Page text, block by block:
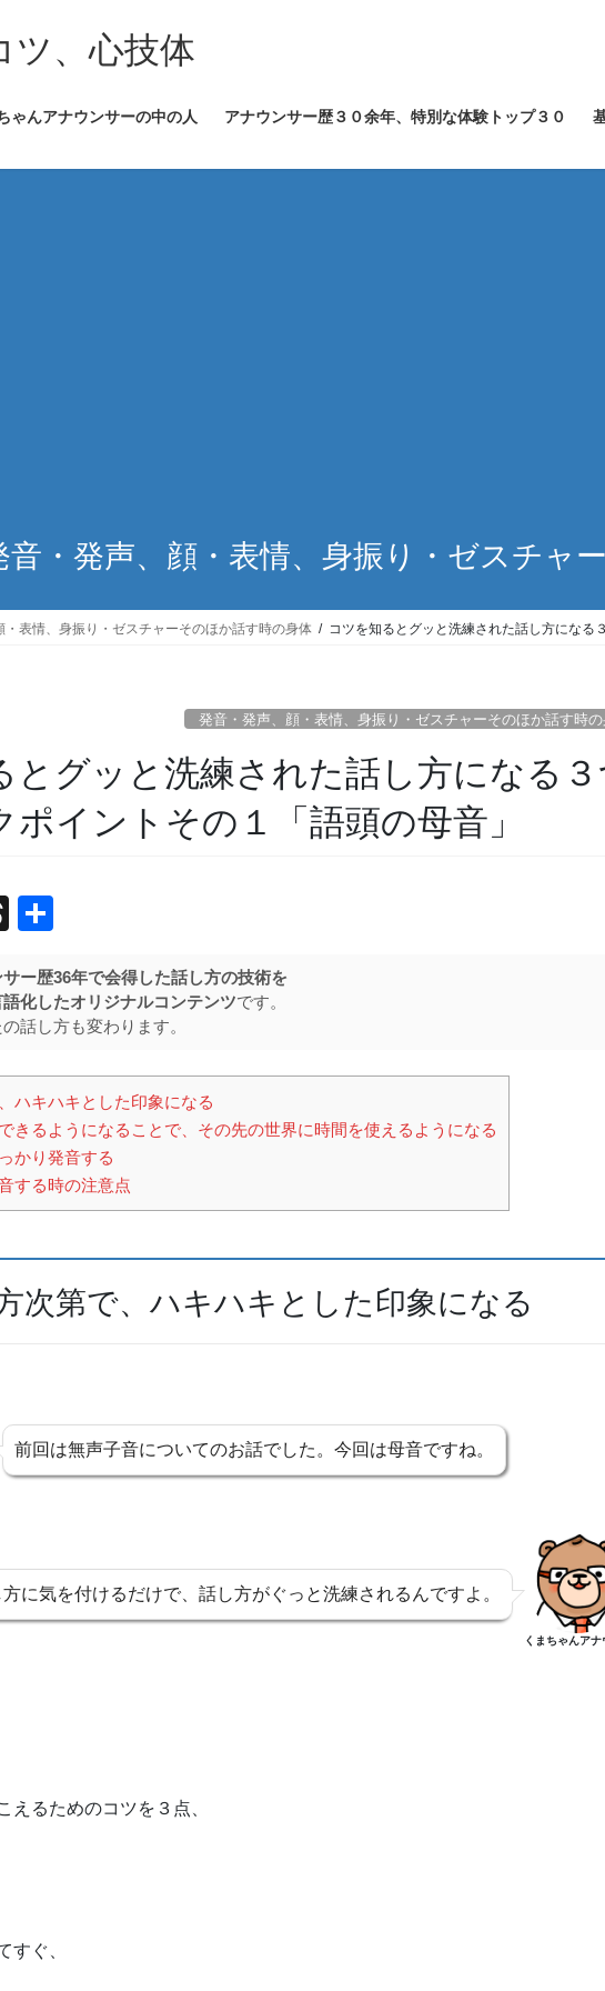
ツ、心技体
ゃんアナウンサーの中の人 アナウンサー歴３０余年、特別な体験トップ３０
音・発声、顔・表情、身振り・ゼスチャ
・表情、身振り・ゼスチャーそのほか話す時の身体 コツを知るとグッと洗練された話し方になる
発音・発声、顔・表情、身振り・ゼスチャーそのほか話す時の
とグッと洗練された話し方になる３
ポイントその１「語頭の母音」
T
e
a
s
ー歴36年で会得した話し方の技術を
語化したオリジナルコンテンツです。
話し方も変わります。
ハキハキとした印象になる
きるようになることで、その先の世界に時間を使えるようになる
かり発音する
する時の注意点
次第で、ハキハキとした印象になる
前回は無声子音についてのお話でした。今回は母音ですね。
に気を付けるだけで、話し方がぐっと洗練されるんですよ。
くまちゃんアナ
えるためのコツを３点、
すぐ、